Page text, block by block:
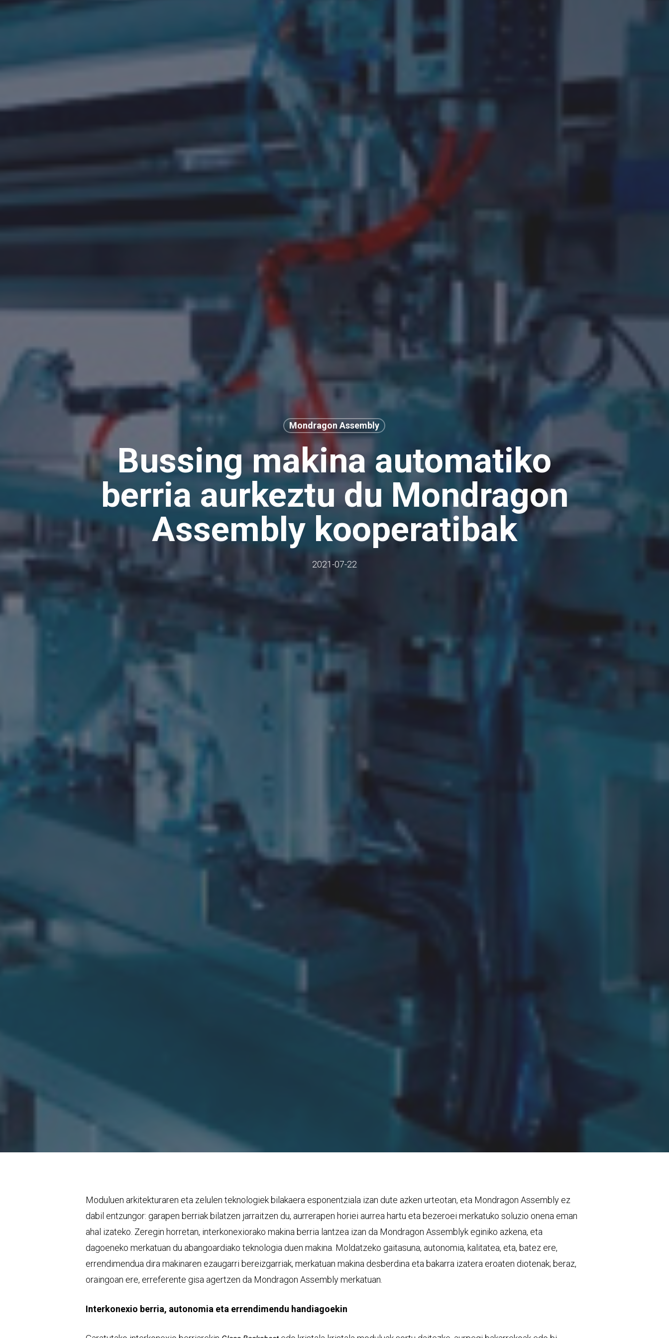
Mondragon Assembly
Bussing makina automatiko
berria aurkeztu du Mondragon
Assembly kooperatibak
2021-07-22
Moduluen arkitekturaren eta zelulen teknologiek bilakaera esponentziala izan dute azken urteotan, eta Mondragon Assembly ez
dabil entzungor: garapen berriak bilatzen jarraitzen du, aurrerapen horiei aurrea hartu eta bezeroei merkatuko soluzio onena eman
ahal izateko. Zeregin horretan, interkonexiorako makina berria lantzea izan da Mondragon Assemblyk eginiko azkena, eta
dagoeneko merkatuan du abangoardiako teknologia duen makina. Moldatzeko gaitasuna, autonomia, kalitatea, eta, batez ere,
errendimendua dira makinaren ezaugarri bereizgarriak, merkatuan makina desberdina eta bakarra izatera eroaten diotenak; beraz,
oraingoan ere, erreferente gisa agertzen da Mondragon Assembly merkatuan.
Interkonexio berria, autonomia eta errendimendu handiagoekin